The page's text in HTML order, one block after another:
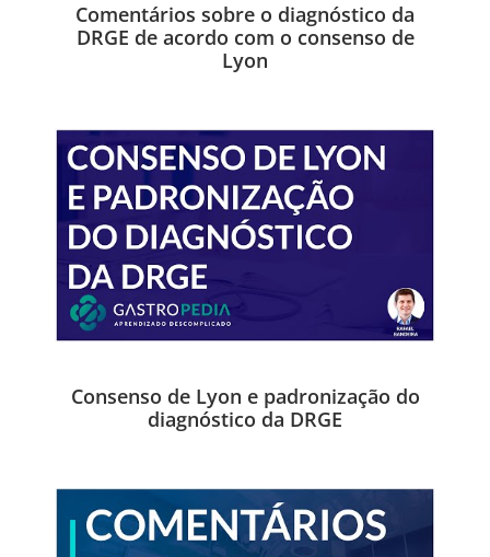
Comentários sobre o diagnóstico da
DRGE de acordo com o consenso de
Lyon
Consenso de Lyon e padronização do
diagnóstico da DRGE